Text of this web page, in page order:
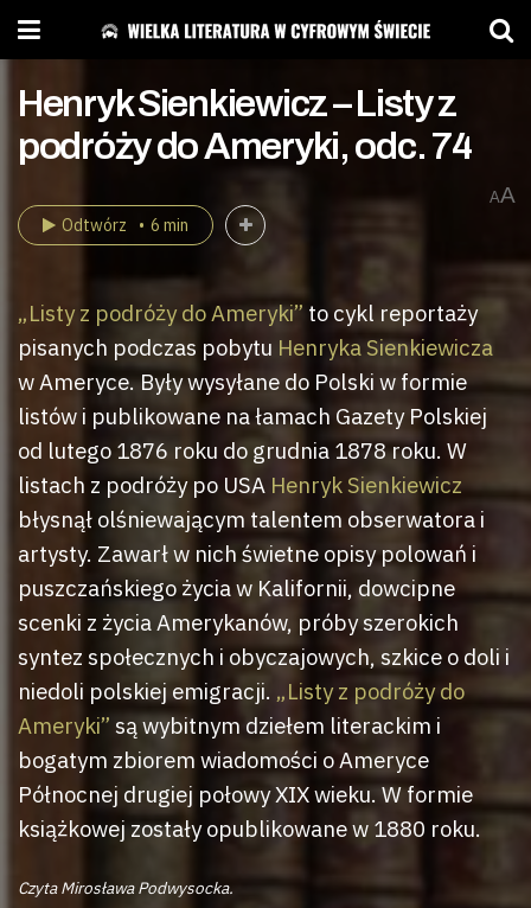
Henryk Sienkiewicz – Listy z
podróży do Ameryki, odc. 74
AA
Odtwórz 6 min
„Listy z podróży do Ameryki” to cykl reportaży
pisanych podczas pobytu Henryka Sienkiewicza
w Ameryce. Były wysyłane do Polski w formie
listów i publikowane na łamach Gazety Polskiej
od lutego 1876 roku do grudnia 1878 roku. W
listach z podróży po USA Henryk Sienkiewicz
błysnął olśniewającym talentem obserwatora i
artysty. Zawarł w nich świetne opisy polowań i
puszczańskiego życia w Kalifornii, dowcipne
scenki z życia Amerykanów, próby szerokich
syntez społecznych i obyczajowych, szkice o doli i
niedoli polskiej emigracji. „Listy z podróży do
Ameryki” są wybitnym dziełem literackim i
bogatym zbiorem wiadomości o Ameryce
Północnej drugiej połowy XIX wieku. W formie
książkowej zostały opublikowane w 1880 roku.
Czyta Mirosława Podwysocka.